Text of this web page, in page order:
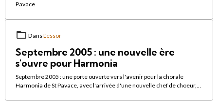
Pavace
DansL'essor
Septembre 2005 : une nouvelle ère
s'ouvre pour Harmonia
Septembre 2005 : une porte ouverte vers l'avenir pour la chorale
Harmonia de St Pavace, avec l'arrivée d'une nouvelle chef de choeur,